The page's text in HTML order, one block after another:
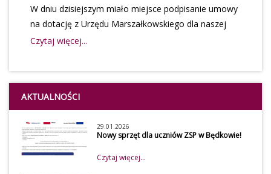
W dniu dzisiejszym miało miejsce podpisanie umowy
na dotację z Urzędu Marszałkowskiego dla naszej
parafii na kwotę 75 000 zł
Czytaj więcej...
AKTUALNOŚCI
29.01.2026
Nowy sprzęt dla uczniów ZSP w Będkowie!
Czytaj więcej...